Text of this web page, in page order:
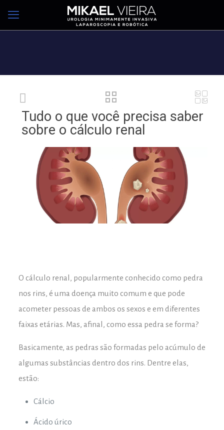
Tudo o que você precisa saber
sobre o cálculo renal
O cálculo renal, popularmente conhecido como pedra
nos rins, é uma doença muito comum e que pode
acometer pessoas de ambos os sexos e em diferentes
faixas etárias. Mas, afinal, como essa pedra se forma?
Basicamente, as pedras são formadas pelo acúmulo de
algumas substâncias dentro dos rins. Dentre elas,
estão:
Cálcio
Ácido úrico